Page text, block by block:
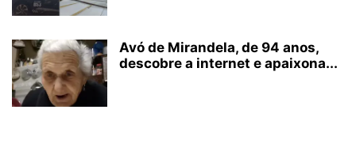
Avó de Mirandela, de 94 anos,
descobre a internet e apaixona...